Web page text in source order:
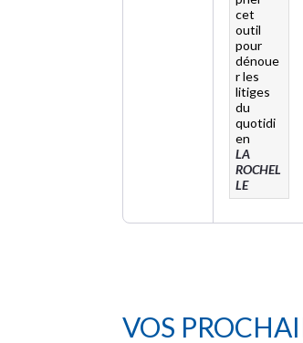
cet
outil
pour
dénoue
r les
litiges
du
quotidi
en
LA
ROCHEL
LE
VOS